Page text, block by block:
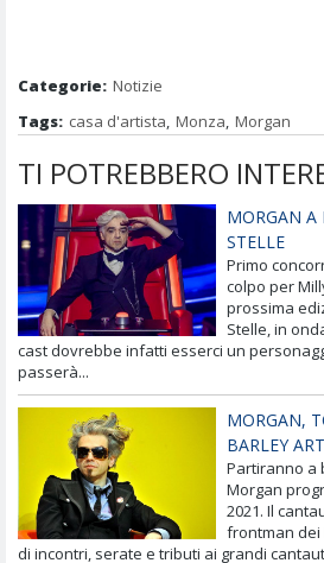
Categorie: Notizie
Tags: casa d'artista, Monza, Morgan
TI POTREBBERO
MORGAN A
STELLE
Primo
colpo per
prossima
Stelle, in
cast dovrebbe infatti esserci un
passerà...
MORGAN,
BARLEY
Partiranno a
Morgan
2021. Il
frontman dei
di incontri, serate e tributi ai grandi